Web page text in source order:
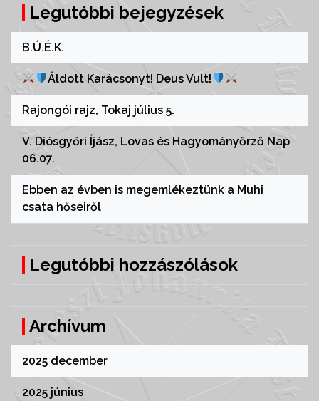
Legutóbbi bejegyzések
B.Ú.É.K.
Áldott Karácsonyt! Deus Vult!
Rajongói rajz, Tokaj július 5.
V. Diósgyőri Íjász, Lovas és Hagyományőrző Nap
06.07.
Ebben az évben is megemlékeztünk a Muhi
csata hőseiről
Legutóbbi hozzászólások
Archívum
2025 december
2025 június